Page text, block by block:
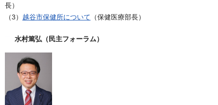
長）
（3） 越谷市保健所について （保健医療部長）
水村篤弘（民主フォーラム）